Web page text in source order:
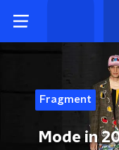
Fragment
Mode in